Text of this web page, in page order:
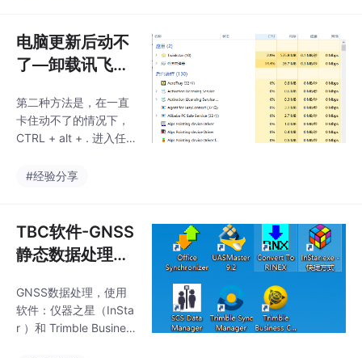
电脑更新后动不
了—卸载讯飞解
第二种方法是，在一直
卡住动不了的情况下，
CTRL + alt + . 进入任
面，找到讯飞输入法的
载。某次电脑自动更新
后，开机一直动不了，
后面查询原因是讯飞输
卸载，便可解决问题。
一种方法是，趁着刚开
机，还可以动一点，赶
#经验分享
TBC软件-GNSS
静态数据处理与
解决
GNSS数据处理，使用
软件：仪器之星（InSta
r ）和 Trimble Busines